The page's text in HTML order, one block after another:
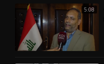
5:08